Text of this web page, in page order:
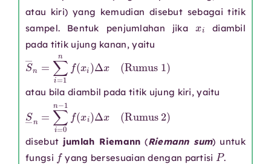
atau kiri) yang kemudian disebut sebagai titik
sampel. Bentuk penjumlahan jika
diambil
pada titik ujung kanan, yaitu
S― =∑i=1n f( x x Rumus
atau bila diambil pada titik ujung kiri, yaitu
S― =∑i=0 − 1f Δx Rumus
disebut jumlah Riemann (Riemann sum) untuk
fungsi
f
yang bersesuaian dengan partisi
P
.